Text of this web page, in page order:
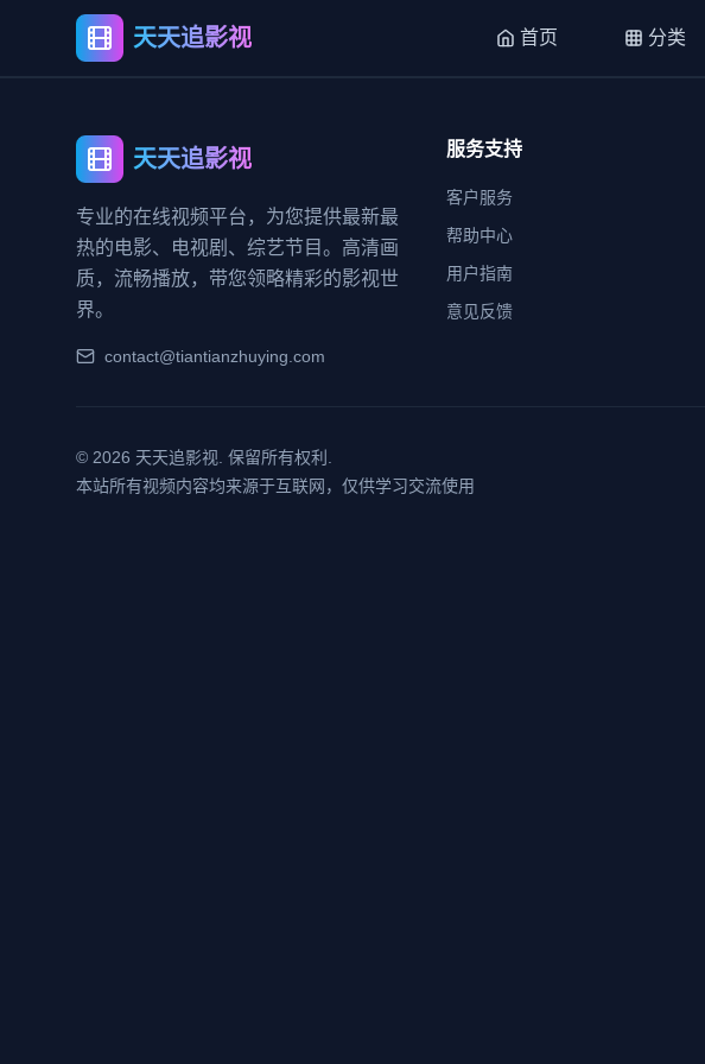
天天追影视 首页 分类
天天追影视
专业的在线视频平台，为您提供最新最
热的电影、电视剧、综艺节目。高清画
质，流畅播放，带您领略精彩的影视世
界。
contact@tiantianzhuying.com
服务支持
客户服务
帮助中心
用户指南
意见反馈
© 2026 天天追影视. 保留所有权利.
本站所有视频内容均来源于互联网，仅供学习交流使用